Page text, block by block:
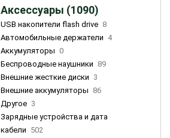
Аксессуары (1090)
USB накопители flash drive 8
Автомобильные держатели 4
Аккумуляторы 0
Беспроводные наушники 89
Внешние жесткие диски 3
Внешние аккумуляторы 86
Другое 3
Зарядные устройства и дата
кабели 502